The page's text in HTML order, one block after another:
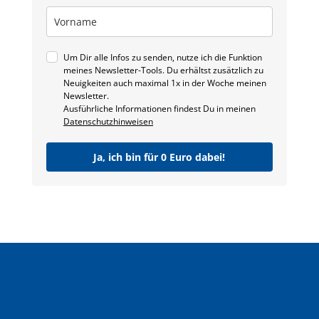
Um Dir alle Infos zu senden, nutze ich die Funktion
meines Newsletter-Tools. Du erhältst zusätzlich zu
Neuigkeiten auch maximal 1x in der Woche meinen
Newsletter.
Ausführliche Informationen findest Du in meinen
Datenschutzhinweisen
Ja, ich bin für 0 Euro dabei!